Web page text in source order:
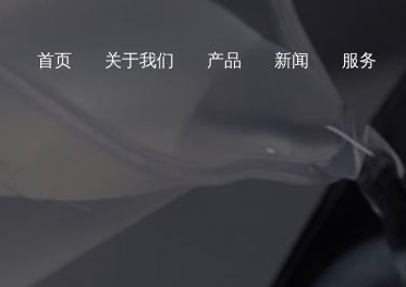
首页 关于我们 产品 新闻 服务